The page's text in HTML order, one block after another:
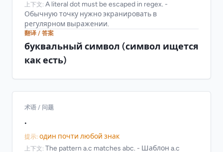
上下文: A literal dot must be escaped in regex. -
Обычную точку нужно экранировать в
регулярном выражении.
翻译 / 答案
буквальный символ (символ ищется
как есть)
术语 / 问题
.
提示: один почти любой знак
上下文: The pattern a.c matches abc. - Шаблон a.c